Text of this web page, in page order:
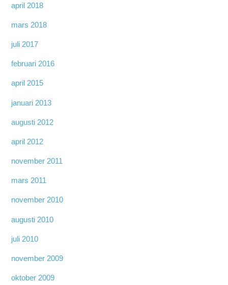
april 2018
mars 2018
juli 2017
februari 2016
april 2015
januari 2013
augusti 2012
april 2012
november 2011
mars 2011
november 2010
augusti 2010
juli 2010
november 2009
oktober 2009